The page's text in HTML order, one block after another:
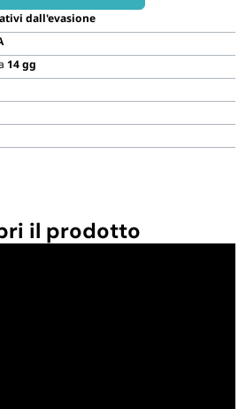
HO.RE.CA
dall'evasione
14 gg
il prodotto